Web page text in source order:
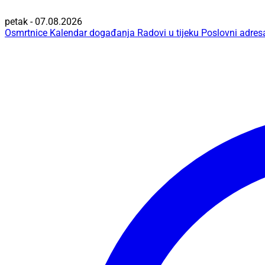
petak - 07.08.2026
Osmrtnice Kalendar događanja Radovi u tijeku Poslovni